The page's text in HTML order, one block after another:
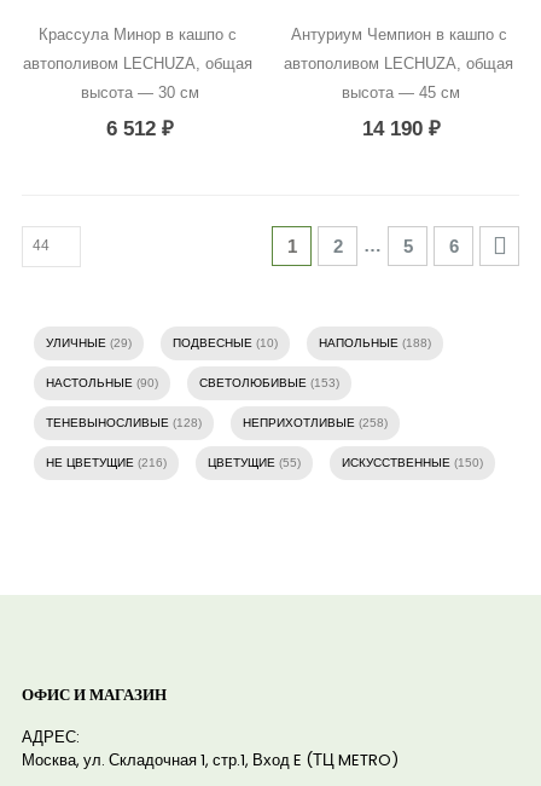
Крассула Минор в кашпо с
автополивом LECHUZA, общая
высота — 30 см
6 512 ₽
Антуриум Чемпион в кашпо с
автополивом LECHUZA, общая
высота — 45 см
14 190 ₽
1 2 … 5 6
УЛИЧНЫЕ (29) ПОДВЕСНЫЕ (10) НАПОЛЬНЫЕ (188)
НАСТОЛЬНЫЕ (90) СВЕТОЛЮБИВЫЕ (153)
ТЕНЕВЫНОСЛИВЫЕ (128) НЕПРИХОТЛИВЫЕ (258)
НЕ ЦВЕТУЩИЕ (216) ЦВЕТУЩИЕ (55) ИСКУССТВЕННЫЕ (150)
ОФИС И МАГАЗИН
АДРЕС:
Москва, ул. Складочная 1, стр.1, Вход E (ТЦ METRO)